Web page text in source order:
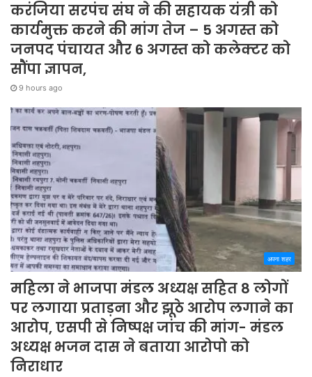
करंजिया सरपंच संघ ने की सहायक यंत्री को
कार्यमुक्त करने की मांग तेज – 5 अगस्त को
जनपद पंचायत और 6 अगस्त को कलेक्टर को
सौंपा ज्ञापन,
9 hours ago
अपना शहर
महिला ने भाजपा मंडल अध्यक्ष सहित 8 लोगों
पर लगाया प्रताड़ना और झूठे आरोप लगाने का
आरोप, एसपी से निष्पक्ष जांच की मांग- मंडल
अध्यक्ष भजन दास ने बताया आरोपो को
निराधार